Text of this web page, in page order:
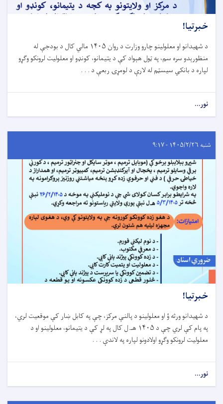
خبرتیا!
د شهیدانو او معلولینو چارو وزارت د روان ۱۴۰۵ مالي کال د بودجې له
منظورېدو سره سم، په ټول هېواد کې د یتیمانو، کونډو او معلولیت لرونکو وګړو
لپاره د بانکي سیسټم له لارې د لومړۍ ربعې د . . .
نور...
شنبه ۱۴۰۵/۲/۲۶ - ۹:۱۷
خبرتیا!
د شهیدانو ورثه ؤ او معلولینو د پالنې مرکز، چې په کابل ښار کې موقعیت لري،
په پام کې لري چې د ۱۴۰۵ هـ.ل کال په لړ کې د یتیمانو، معلولینو او د
معلولیت لرونکو وګړو اولادونو لپاره په لاندې . . .
نور...